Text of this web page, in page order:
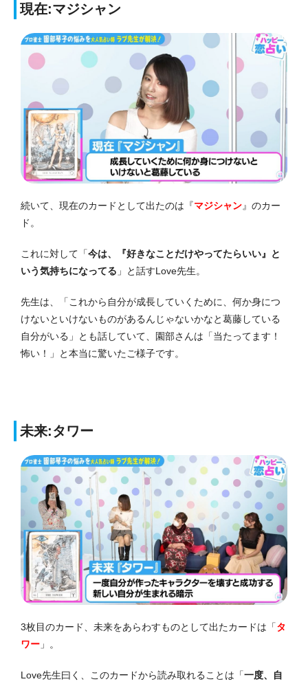
現在:マジシャン
続いて、現在のカードとして出たのは『マジシャン』のカー
ド。
これに対して「今は、『好きなことだけやってたらいい』と
いう気持ちになってる 」と話すLove先生。
先生は、「これから自分が成長していくために、何か身につ
けないといけないものがあるんじゃないかなと葛藤している
自分がいる」とも話していて、園部さんは「当たってます！
怖い！」と本当に驚いたご様子です。
未来:タワー
3枚目のカード、未来をあらわすものとして出たカードは「タ
ワー 」。
Love先生曰く、このカードから読み取れることは「一度、自